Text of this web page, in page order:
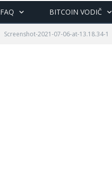
FAQ BITCOIN VODIČ
Screenshot-2021-07-06-at-13.18.34-1